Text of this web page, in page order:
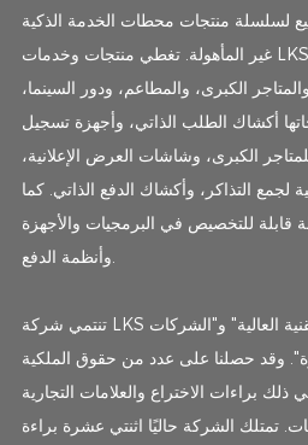
لسلسلة منتجات محطات الخدمة الذكية
غير المأهولة. تغطي منتجات وخدمات LKS قطاعات متنوعة، تشمل البيع
الكبرى، والمطاعم، ودور السينما،
أكشاك الطلب الذاتي، وأجهزة تسجيل
الكبرى، وشاشات العرض الإعلانية،
لجمع التذاكر، وأكشاك الدفع الذاتي. كما
قابلة للتخصيص في البرمجيات والأجهزة
وأنظمة الدفع.
تنتمي شركة LKS إلى "الشركات الوطنية ذات التقنية العالية" و"الشركات
وقد حصلنا على عدد من حقوق الملكية
ذلك براءات الاختراع والعلامات التجارية
تمتلك الشركة حاليًا اثنتي عشرة براءة